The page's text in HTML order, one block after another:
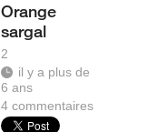
Orange
sargal
2
il y a plus de
6 ans
4commentaires